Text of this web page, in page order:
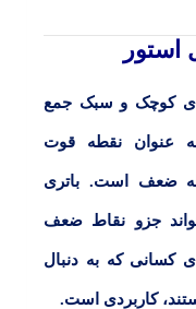
کوچک و سبک جمع
عنوان نقطه قوت
ضعف است. باتری
جزو نقاط ضعف
کسانی که به دنبال
کاربردی است.